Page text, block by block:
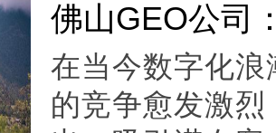
佛山GEO公司
在当今数字化
的竞争愈发激